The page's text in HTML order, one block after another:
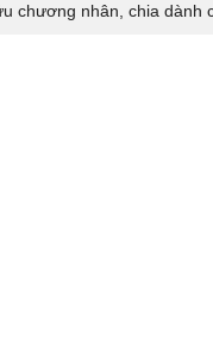
chương nhân, chia dành